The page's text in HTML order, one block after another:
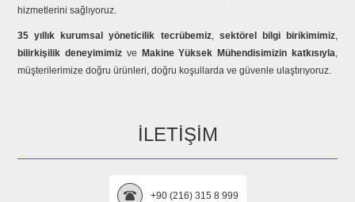
hizmetlerini sağlıyoruz.
35 yıllık kurumsal yöneticilik tecrübemiz, sektörel bilgi birikimimiz,
bilirkişilik deneyimimiz ve Makine Yüksek Mühendisimizin katkısıyla,
müşterilerimize doğru ürünleri, doğru koşullarda ve güvenle ulaştırıyoruz.
İLETIŞIM
+90 (216) 315 8 999